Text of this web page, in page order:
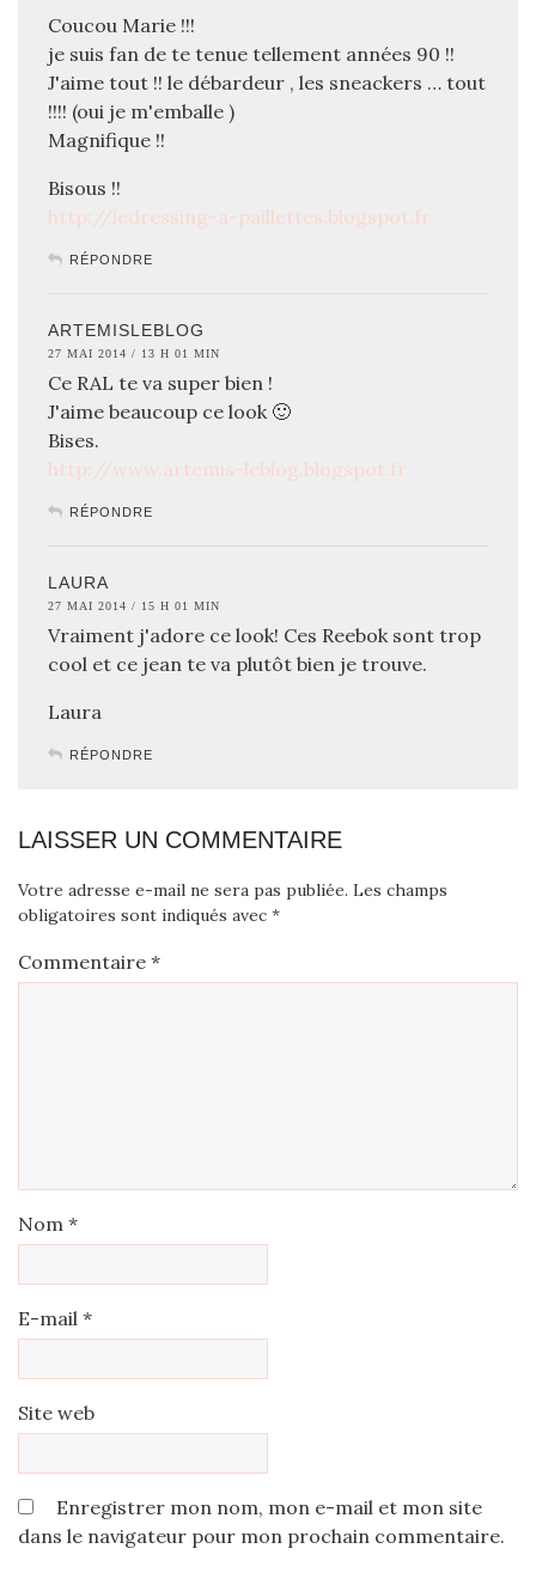
Coucou Marie !!!
je suis fan de te tenue tellement années 90 !!
J'aime tout !! le débardeur , les sneackers … tout
!!!! (oui je m'emballe )
Magnifique !!
Bisous !!
http://ledressing-a-paillettes.blogspot.fr
RÉPONDRE
ARTEMISLEBLOG
27 MAI 2014 / 13 H 01 MIN
Ce RAL te va super bien !
J'aime beaucoup ce look 🙂
Bises.
http://www.artemis-leblog.blogspot.fr
RÉPONDRE
LAURA
27 MAI 2014 / 15 H 01 MIN
Vraiment j'adore ce look! Ces Reebok sont trop
cool et ce jean te va plutôt bien je trouve.
Laura
RÉPONDRE
LAISSER UN COMMENTAIRE
Votre adresse e-mail ne sera pas publiée. Les champs
obligatoires sont indiqués avec *
Commentaire *
Nom *
E-mail *
Site web
Enregistrer mon nom, mon e-mail et mon site
dans le navigateur pour mon prochain commentaire.